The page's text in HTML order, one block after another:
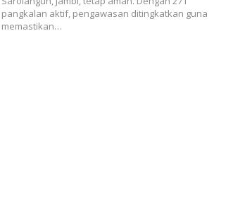
pangkalan aktif, pengawasan ditingkatkan guna
memastikan…